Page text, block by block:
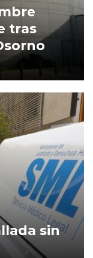
tras
sin